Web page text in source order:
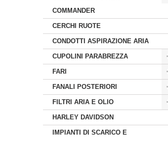
COMMANDER
CERCHI RUOTE
CONDOTTI ASPIRAZIONE ARIA
CUPOLINI PARABREZZA
FARI
FANALI POSTERIORI
FILTRI ARIA E OLIO
HARLEY DAVIDSON
IMPIANTI DI SCARICO E